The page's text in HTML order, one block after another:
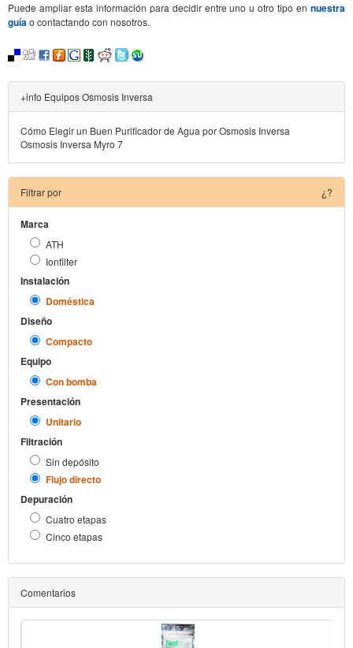
Puede ampliar esta información para decidir entre uno u otro tipo en nuestra
guíao contactando con nosotros.
+info Equipos Osmosis Inversa
Cómo Elegir un Buen Purificador de Agua por Osmosis Inversa
Osmosis Inversa Myro 7
Filtrar por ¿?
Marca
ATH
Ionfilter
Instalación
Doméstica
Diseño
Compacto
Equipo
Con bomba
Presentación
Unitario
Filtración
Sin depósito
Flujo directo
Depuración
Cuatro etapas
Cinco etapas
Comentarios